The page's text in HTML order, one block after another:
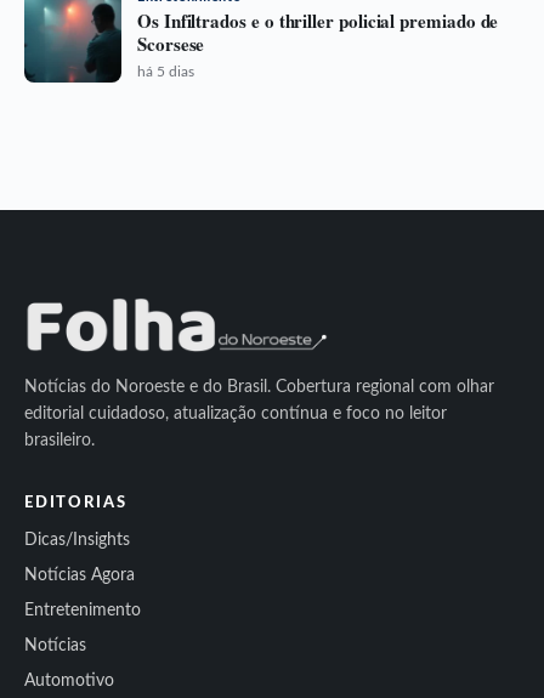
Os Infiltrados e o thriller policial premiado de
Scorsese
há 5 dias
Notícias do Noroeste e do Brasil. Cobertura regional com olhar
editorial cuidadoso, atualização contínua e foco no leitor
brasileiro.
EDITORIAS
Dicas/Insights
Notícias Agora
Entretenimento
Notícias
Automotivo